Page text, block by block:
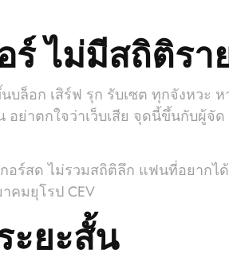
ไม่มีสถิติรา
อก เสิร์ฟ รุก รับเซต ทุกจังหวะ
ย่าตกใจว่าเว็บเสีย จุดนี้ขึ้นกับผู้
สด ไม่รวมสถิติลึก แฟนที่อยากไ
คมยุโรป CEV
ะยะสั้น